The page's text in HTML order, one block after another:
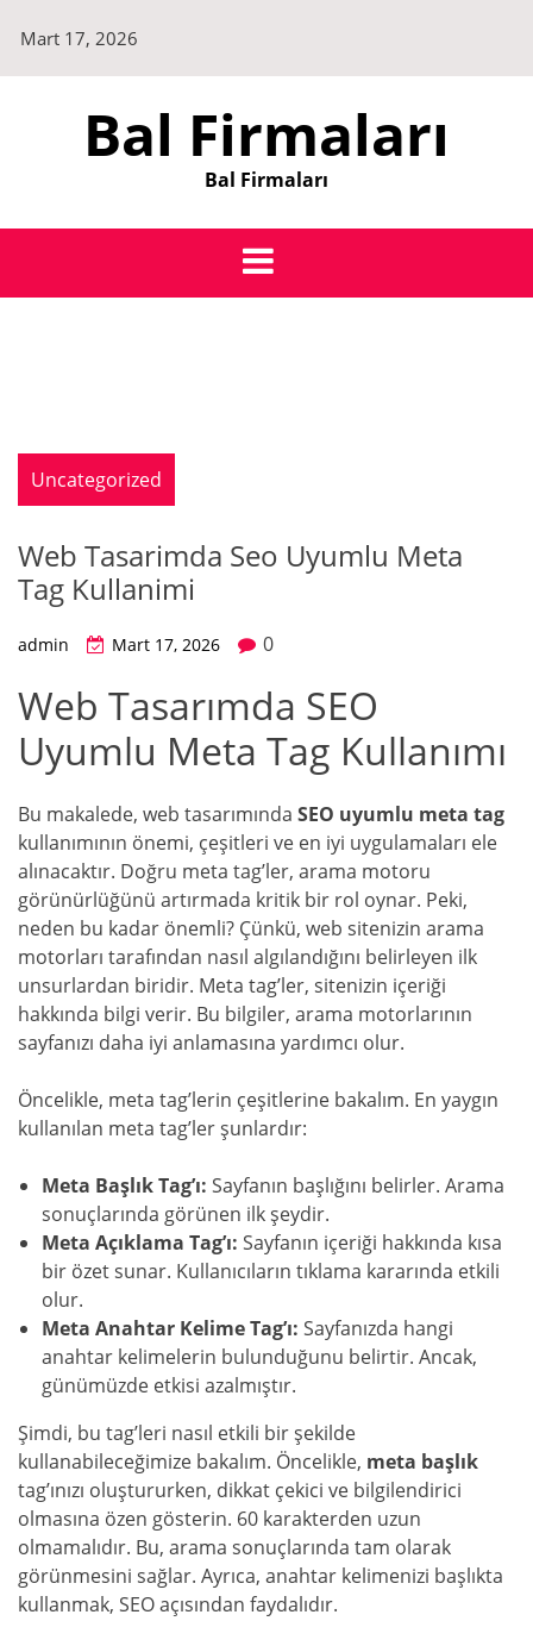
content
Mart 17, 2026
Bal Firmaları
Bal Firmaları
Uncategorized
Web Tasarimda Seo Uyumlu Meta
Tag Kullanimi
admin Mart 17, 2026 0
Web Tasarımda SEO
Uyumlu Meta Tag Kullanımı
Bu makalede, web tasarımında SEO uyumlu meta tag
kullanımının önemi, çeşitleri ve en iyi uygulamaları ele
alınacaktır. Doğru meta tag’ler, arama motoru
görünürlüğünü artırmada kritik bir rol oynar. Peki,
neden bu kadar önemli? Çünkü, web sitenizin arama
motorları tarafından nasıl algılandığını belirleyen ilk
unsurlardan biridir. Meta tag’ler, sitenizin içeriği
hakkında bilgi verir. Bu bilgiler, arama motorlarının
sayfanızı daha iyi anlamasına yardımcı olur.
Öncelikle, meta tag’lerin çeşitlerine bakalım. En yaygın
kullanılan meta tag’ler şunlardır:
Meta Başlık Tag’ı: Sayfanın başlığını belirler. Arama
sonuçlarında görünen ilk şeydir.
Meta Açıklama Tag’ı: Sayfanın içeriği hakkında kısa
bir özet sunar. Kullanıcıların tıklama kararında etkili
olur.
Meta Anahtar Kelime Tag’ı: Sayfanızda hangi
anahtar kelimelerin bulunduğunu belirtir. Ancak,
günümüzde etkisi azalmıştır.
Şimdi, bu tag’leri nasıl etkili bir şekilde
kullanabileceğimize bakalım. Öncelikle, meta başlık
tag’ınızı oluştururken, dikkat çekici ve bilgilendirici
olmasına özen gösterin. 60 karakterden uzun
olmamalıdır. Bu, arama sonuçlarında tam olarak
görünmesini sağlar. Ayrıca, anahtar kelimenizi başlıkta
kullanmak, SEO açısından faydalıdır.